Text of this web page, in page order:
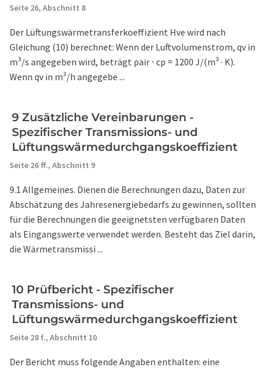
Seite 26, Abschnitt 8
Der Lüftungswärmetransferkoeffizient Hve wird nach
Gleichung (10) berechnet: Wenn der Luftvolumenstrom, qv in
m³/s angegeben wird, beträgt ρair ⋅ cp = 1200 J/(m³ · K).
Wenn qv in m³/h angegebe ...
9 Zusätzliche Vereinbarungen -
Spezifischer Transmissions- und
Lüftungswärmedurchgangskoeffizient
Seite 26 ff., Abschnitt 9
9.1 Allgemeines. Dienen die Berechnungen dazu, Daten zur
Abschätzung des Jahresenergiebedarfs zu gewinnen, sollten
für die Berechnungen die geeignetsten verfügbaren Daten
als Eingangswerte verwendet werden. Besteht das Ziel darin,
die Wärmetransmissi ...
10 Prüfbericht - Spezifischer
Transmissions- und
Lüftungswärmedurchgangskoeffizient
Seite 28 f., Abschnitt 10
Der Bericht muss folgende Angaben enthalten: eine